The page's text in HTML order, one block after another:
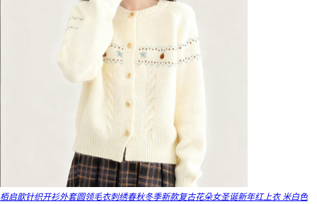
栢启歆针织开衫外套圆领毛衣刺绣春秋冬季新款复古花朵女圣诞新年红上衣 米白色